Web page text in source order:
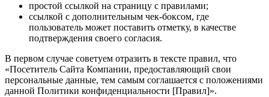
простой ссылкой на страницу с правилами;
ссылкой с дополнительным чек-боксом, где
пользователь может поставить отметку, в качестве
подтверждения своего согласия.
В первом случае советуем отразить в тексте правил, что
«Посетитель Сайта Компании, предоставляющий свои
персональные данные, тем самым соглашается с положениями
данной Политики конфиденциальности [Правил]».